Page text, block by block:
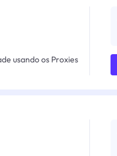
usando os Proxies